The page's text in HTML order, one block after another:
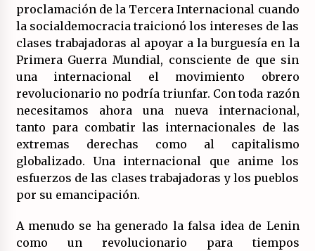
proclamación de la Tercera Internacional cuando
la socialdemocracia traicionó los intereses de las
clases trabajadoras al apoyar a la burguesía en la
Primera Guerra Mundial, consciente de que sin
una internacional el movimiento obrero
revolucionario no podría triunfar. Con toda razón
necesitamos ahora una nueva internacional,
tanto para combatir las internacionales de las
extremas derechas como al capitalismo
globalizado. Una internacional que anime los
esfuerzos de las clases trabajadoras y los pueblos
por su emancipación.
A menudo se ha generado la falsa idea de Lenin
como un revolucionario para tiempos